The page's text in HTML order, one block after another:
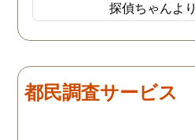
打ち切ってもらう契約にし
ました。調査初日、その日
は夫は本当に仕事をしてい
目、夫は仕事を休みにして
おり、出張先で女性と1日
探偵ちゃんより
都民調査サービス